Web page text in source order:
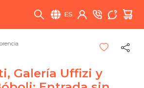
ES
Galería Uffizi y